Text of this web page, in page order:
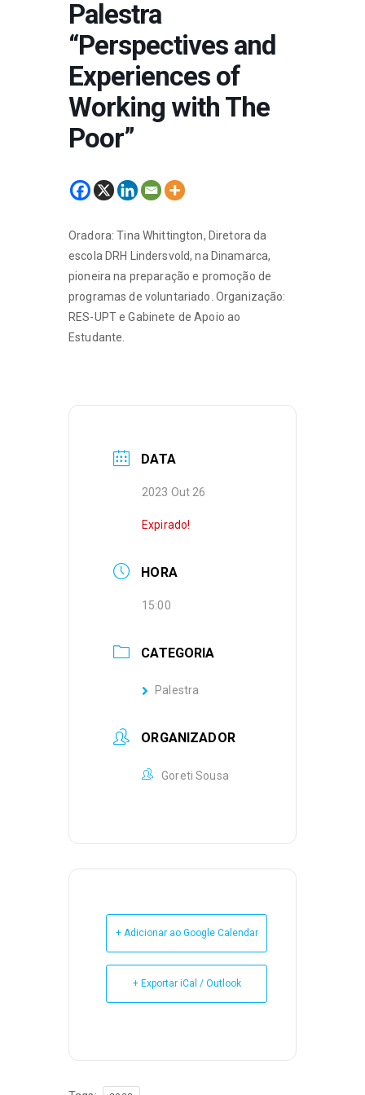
Palestra
“Perspectives and
Experiences of
Working with The
Poor”
Oradora: Tina Whittington, Diretora da
escola DRH Lindersvold, na Dinamarca,
pioneira na preparação e promoção de
programas de voluntariado. Organização:
RES-UPT e Gabinete de Apoio ao
Estudante.
DATA
2023 Out 26
Expirado!
HORA
15:00
CATEGORIA
Palestra
ORGANIZADOR
Goreti Sousa
+ Adicionar ao Google Calendar
+ Exportar iCal / Outlook